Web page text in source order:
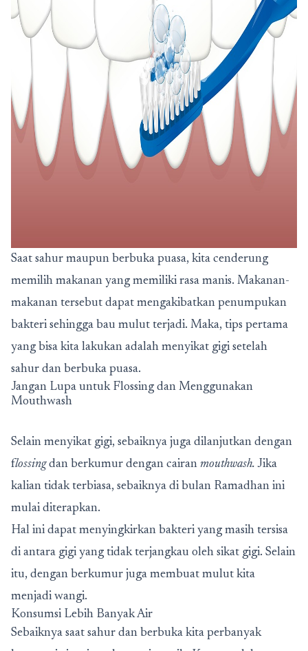
Saat sahur maupun berbuka puasa, kita cenderung
memilih makanan yang memiliki rasa manis. Makanan-
makanan tersebut dapat mengakibatkan penumpukan
bakteri sehingga bau mulut terjadi. Maka, tips pertama
yang bisa kita lakukan adalah menyikat gigi setelah
sahur dan berbuka puasa.
Jangan Lupa untuk Flossing dan Menggunakan
Mouthwash
Selain menyikat gigi, sebaiknya juga dilanjutkan dengan
flossingdan berkumur dengan cairan mouthwash. Jika
kalian tidak terbiasa, sebaiknya di bulan Ramadhan ini
mulai diterapkan.
Hal ini dapat menyingkirkan bakteri yang masih tersisa
di antara gigi yang tidak terjangkau oleh sikat gigi. Selain
itu, dengan berkumur juga membuat mulut kita
menjadi wangi.
Konsumsi Lebih Banyak Air
Sebaiknya saat sahur dan berbuka kita perbanyak